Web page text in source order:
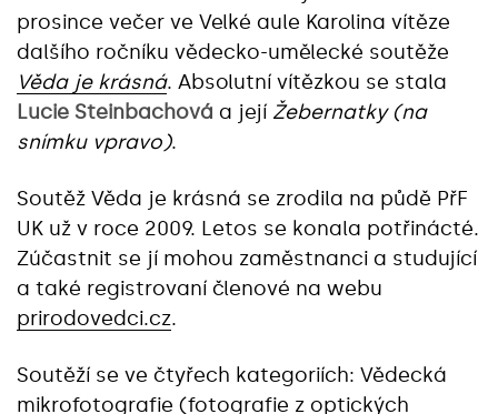
prosince večer ve Velké aule Karolina vítěze
dalšího ročníku vědecko-umělecké soutěže
Věda je krásná. Absolutní vítězkou se stala
Lucie Steinbachová a její Žebernatky (na
snímku vpravo).
Soutěž Věda je krásná se zrodila na půdě PřF
UK už v roce 2009. Letos se konala potřinácté.
Zúčastnit se jí mohou zaměstnanci a studující
a také registrovaní členové na webu
prirodovedci.cz.
Soutěží se ve čtyřech kategoriích: Vědecká
mikrofotografie (fotografie z optických